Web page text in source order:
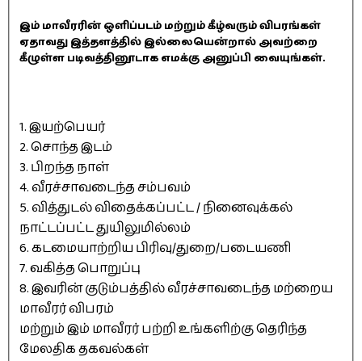
இம் மாவீரரின் ஒளிப்படம் மற்றும் கீழ்வரும் விபரங்கள்
ஏதாவது இத்தளத்தில் இல்லையென்றால் அவற்றை
கீழுள்ள படிவத்தினூடாக எமக்கு அனுப்பி வையுங்கள்.
1. இயற்பெயர்
2. சொந்த இடம்
3. பிறந்த நாள்
4. வீரச்சாவடைந்த சம்பவம்
5. வித்துடல் விதைக்கப்பட்ட / நினைவுக்கல்
நாட்டப்பட்ட துயிலுமில்லம்
6. கடமையாற்றிய பிரிவு/துறை/படையணி
7. வகித்த பொறுப்பு
8. இவரின் குடும்பத்தில் வீரச்சாவடைந்த மற்றைய
மாவீரர் விபரம்
மற்றும் இம் மாவீரர் பற்றி உங்களிற்கு தெரிந்த
மேலதிக தகவல்கள்